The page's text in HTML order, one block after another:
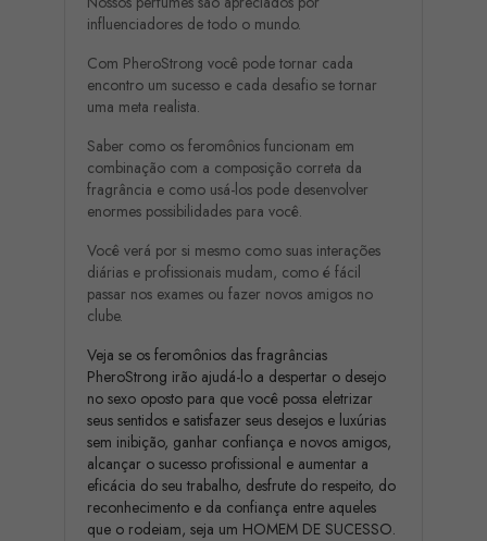
influenciadores de todo o mundo.
Com PheroStrong você pode tornar cada
encontro um sucesso e cada desafio se tornar
uma meta realista.
Saber como os feromônios funcionam em
combinação com a composição correta da
fragrância e como usá-los pode desenvolver
enormes possibilidades para você.
Você verá por si mesmo como suas interações
diárias e profissionais mudam, como é fácil
passar nos exames ou fazer novos amigos no
clube.
Veja se os feromônios das fragrâncias
PheroStrong irão ajudá-lo a despertar o desejo
no sexo oposto para que você possa eletrizar
seus sentidos e satisfazer seus desejos e luxúrias
sem inibição, ganhar confiança e novos amigos,
alcançar o sucesso profissional e aumentar a
eficácia do seu trabalho, desfrute do respeito, do
reconhecimento e da confiança entre aqueles
que o rodeiam, seja um HOMEM DE SUCESSO.